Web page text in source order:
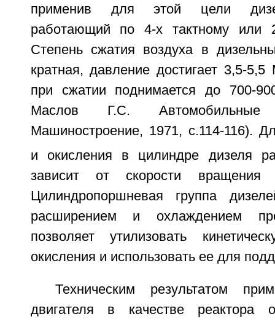
применив для этой цели
работающий по 4-х тактному или
Степень сжатия воздуха в
кратная, давление достигает 3,5-
при сжатии поднимается до 700-
Маслов Г.С.
Машиностроение, 1971, с.114-116).
и окисления в цилиндре дизеля
зависит от скорости вращения
Цилиндропоршневая группа
расширением и охлаждением
позволяет утилизовать
окисления и использовать ее для
Техническим результатом
двигателя в качестве реактора